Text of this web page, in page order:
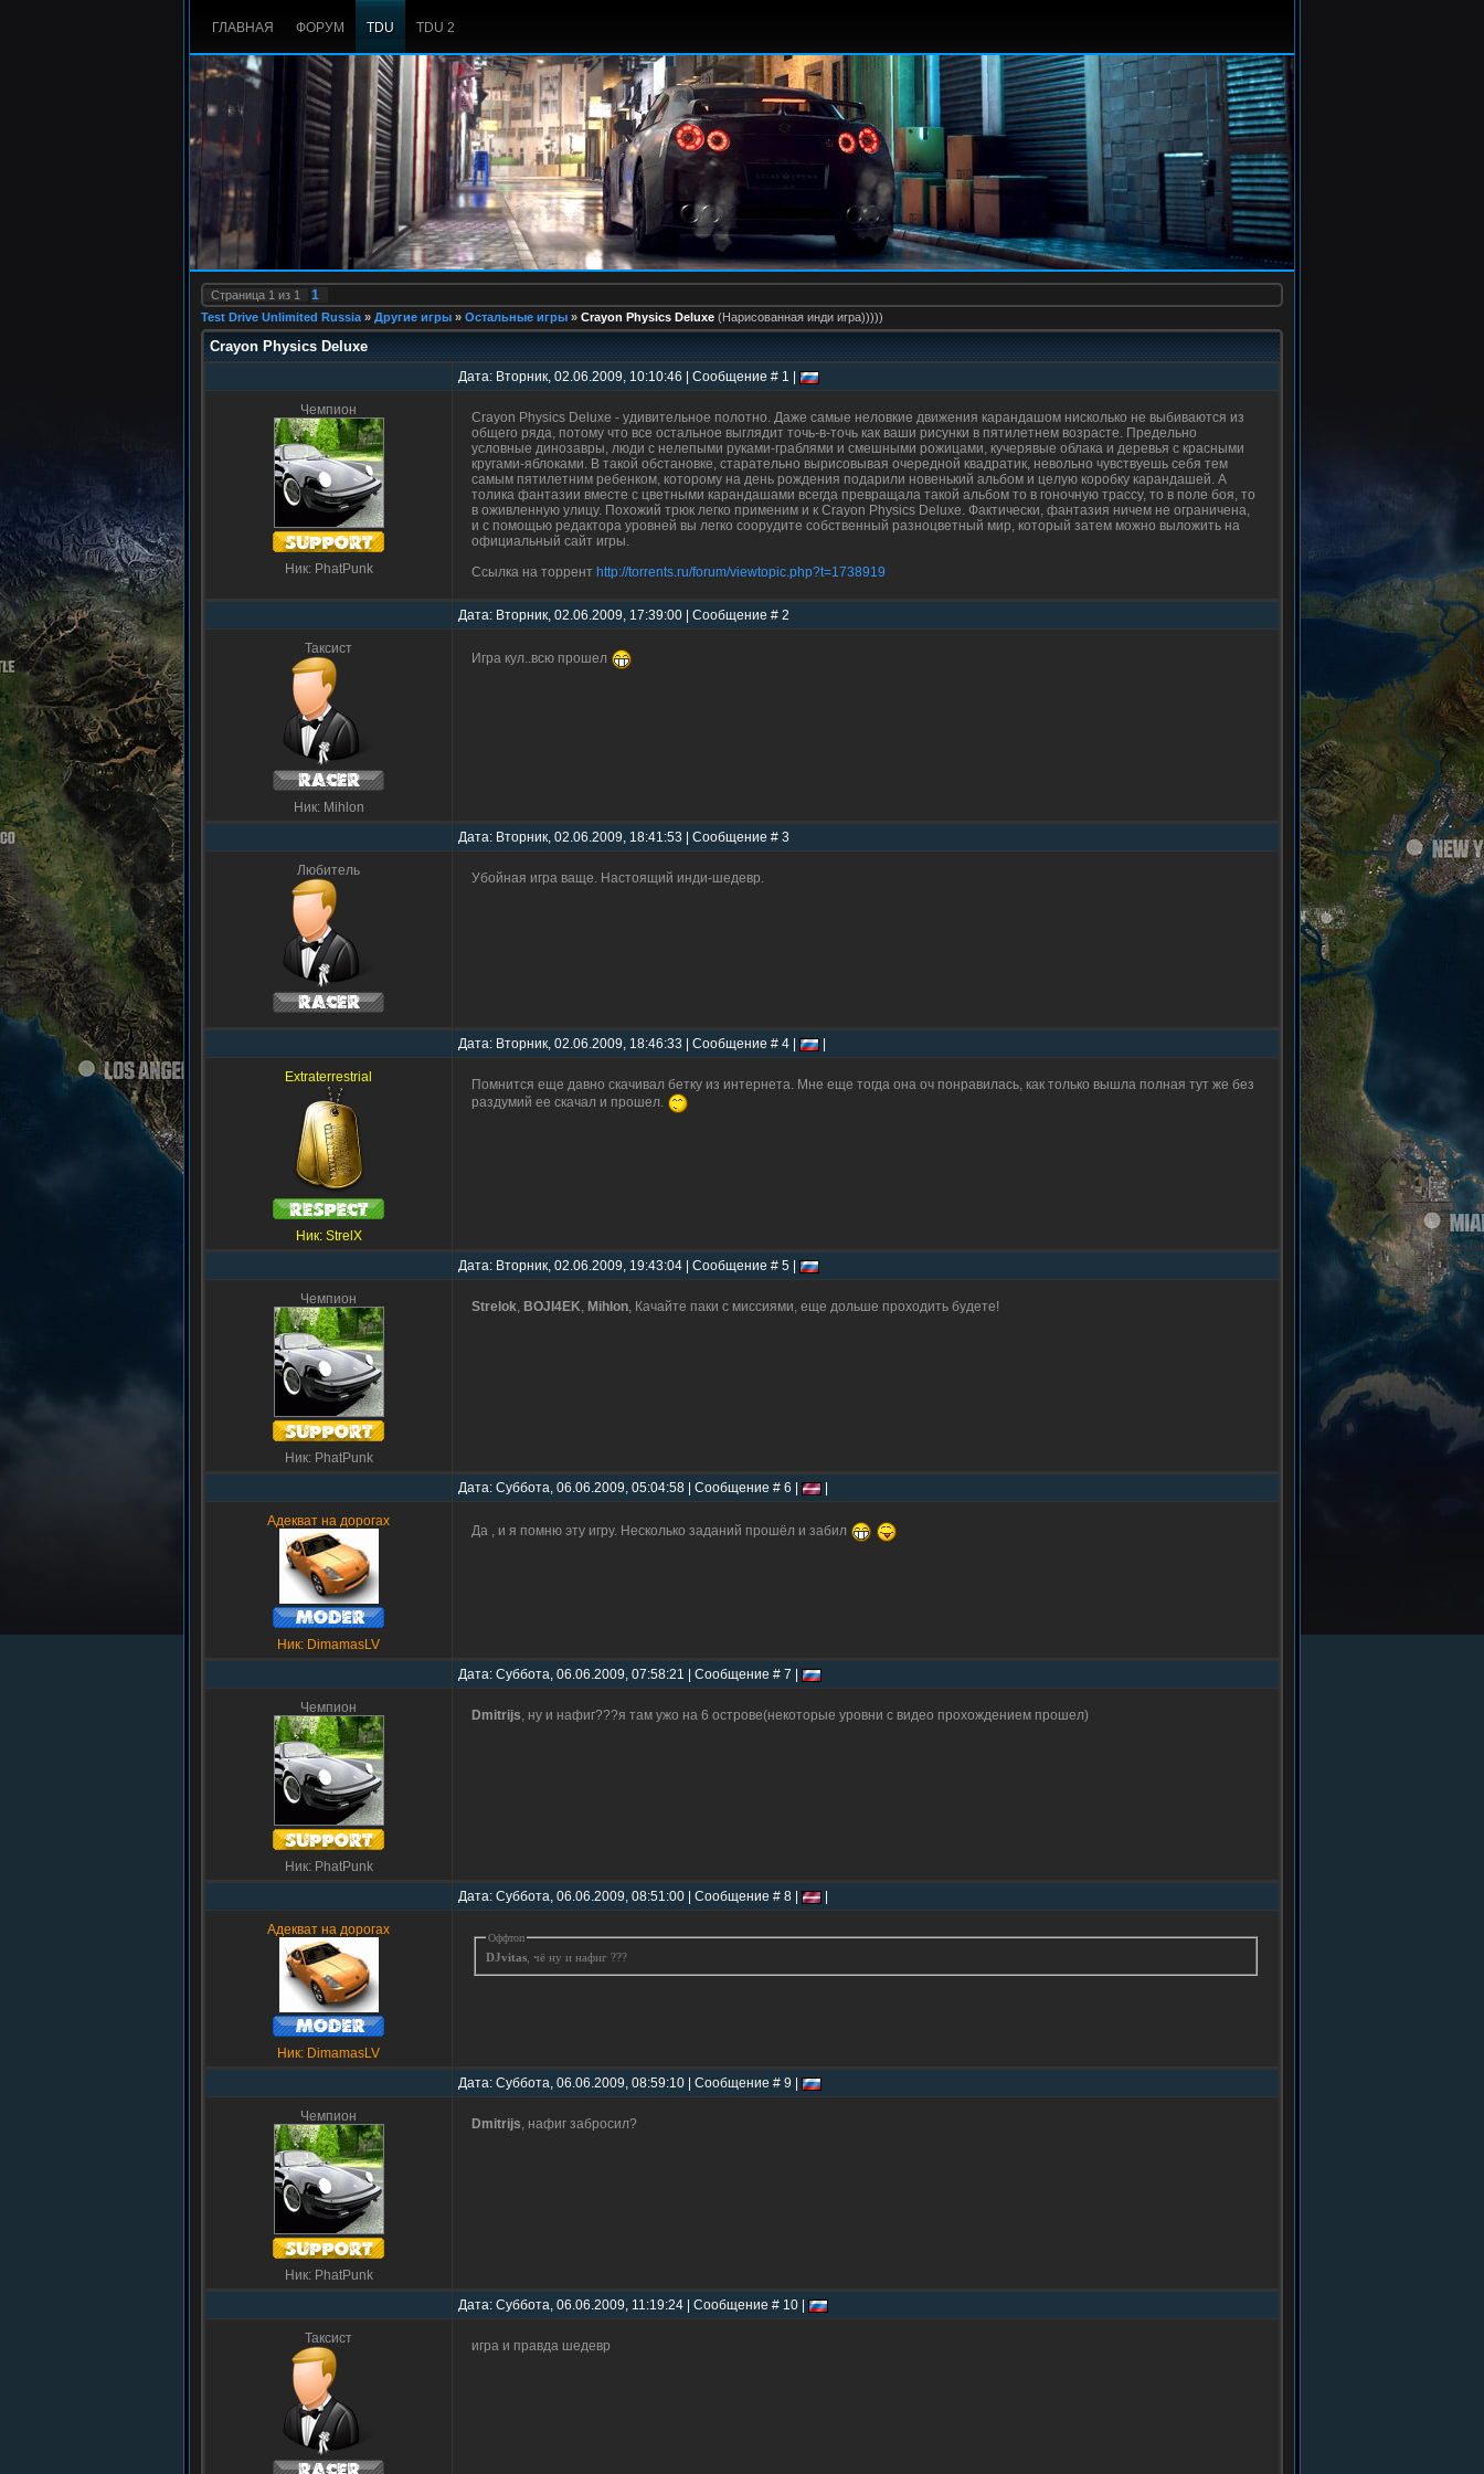
ГЛАВНАЯ ФОРУМ TDU TDU 2
Страница 1 из 1 1
Test Drive Unlimited Russia » Другие игры » Остальные игры » Crayon Physics Deluxe (Нарисованная инди игра)))))
Crayon Physics Deluxe
Дата: Вторник, 02.06.2009, 10:10:46 | Сообщение # 1 |
Чемпион
Ник: PhatPunk
Crayon Physics Deluxe - удивительное полотно. Даже самые неловкие движения карандашом нисколько не выбиваются из
общего ряда, потому что все остальное выглядит точь-в-точь как ваши рисунки в пятилетнем возрасте. Предельно
условные динозавры, люди с нелепыми руками-граблями и смешными рожицами, кучерявые облака и деревья с красными
кругами-яблоками. В такой обстановке, старательно вырисовывая очередной квадратик, невольно чувствуешь себя тем
самым пятилетним ребенком, которому на день рождения подарили новенький альбом и целую коробку карандашей. А
толика фантазии вместе с цветными карандашами всегда превращала такой альбом то в гоночную трассу, то в поле боя, то
в оживленную улицу. Похожий трюк легко применим и к Crayon Physics Deluxe. Фактически, фантазия ничем не ограничена,
и с помощью редактора уровней вы легко соорудите собственный разноцветный мир, который затем можно выложить на
официальный сайт игры.
Ссылка на торрент http://torrents.ru/forum/viewtopic.php?t=1738919
Дата: Вторник, 02.06.2009, 17:39:00 | Сообщение # 2
Таксист
Ник: Mihlon
Игра кул..всю прошел
Дата: Вторник, 02.06.2009, 18:41:53 | Сообщение # 3
Любитель Убойная игра ваще. Настоящий инди-шедевр.
Дата: Вторник, 02.06.2009, 18:46:33 | Сообщение # 4 |
Extraterrestrial
Ник: StrelX
Помнится еще давно скачивал бетку из интернета. Мне еще тогда она оч понравилась, как только вышла полная тут же без
раздумий ее скачал и прошел.
Дата: Вторник, 02.06.2009, 19:43:04 | Сообщение # 5 |
Чемпион
Ник: PhatPunk
Strelok, BOJI4EK, Mihlon, Качайте паки с миссиями, еще дольше проходить будете!
Дата: Суббота, 06.06.2009, 05:04:58 | Сообщение # 6 |
Адекват на дорогах
Ник: DimamasLV
Да , и я помню эту игру. Несколько заданий прошёл и забил
Дата: Суббота, 06.06.2009, 07:58:21 | Сообщение # 7 |
Чемпион
Ник: PhatPunk
Dmitrijs, ну и нафиг???я там ужо на 6 острове(некоторые уровни с видео прохождением прошел)
Дата: Суббота, 06.06.2009, 08:51:00 | Сообщение # 8 |
Адекват на дорогах
Ник: DimamasLV
Оффтоп
DJvitas , чё ну и нафиг ???
Дата: Суббота, 06.06.2009, 08:59:10 | Сообщение # 9 |
Чемпион
Ник: PhatPunk
Dmitrijs, нафиг забросил?
Дата: Суббота, 06.06.2009, 11:19:24 | Сообщение # 10 |
Таксист игра и правда шедевр